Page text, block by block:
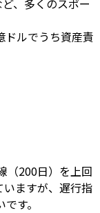
、多くのスポー
ドルでうち資産責
（200日）を上回
いますが、遅行指
す。